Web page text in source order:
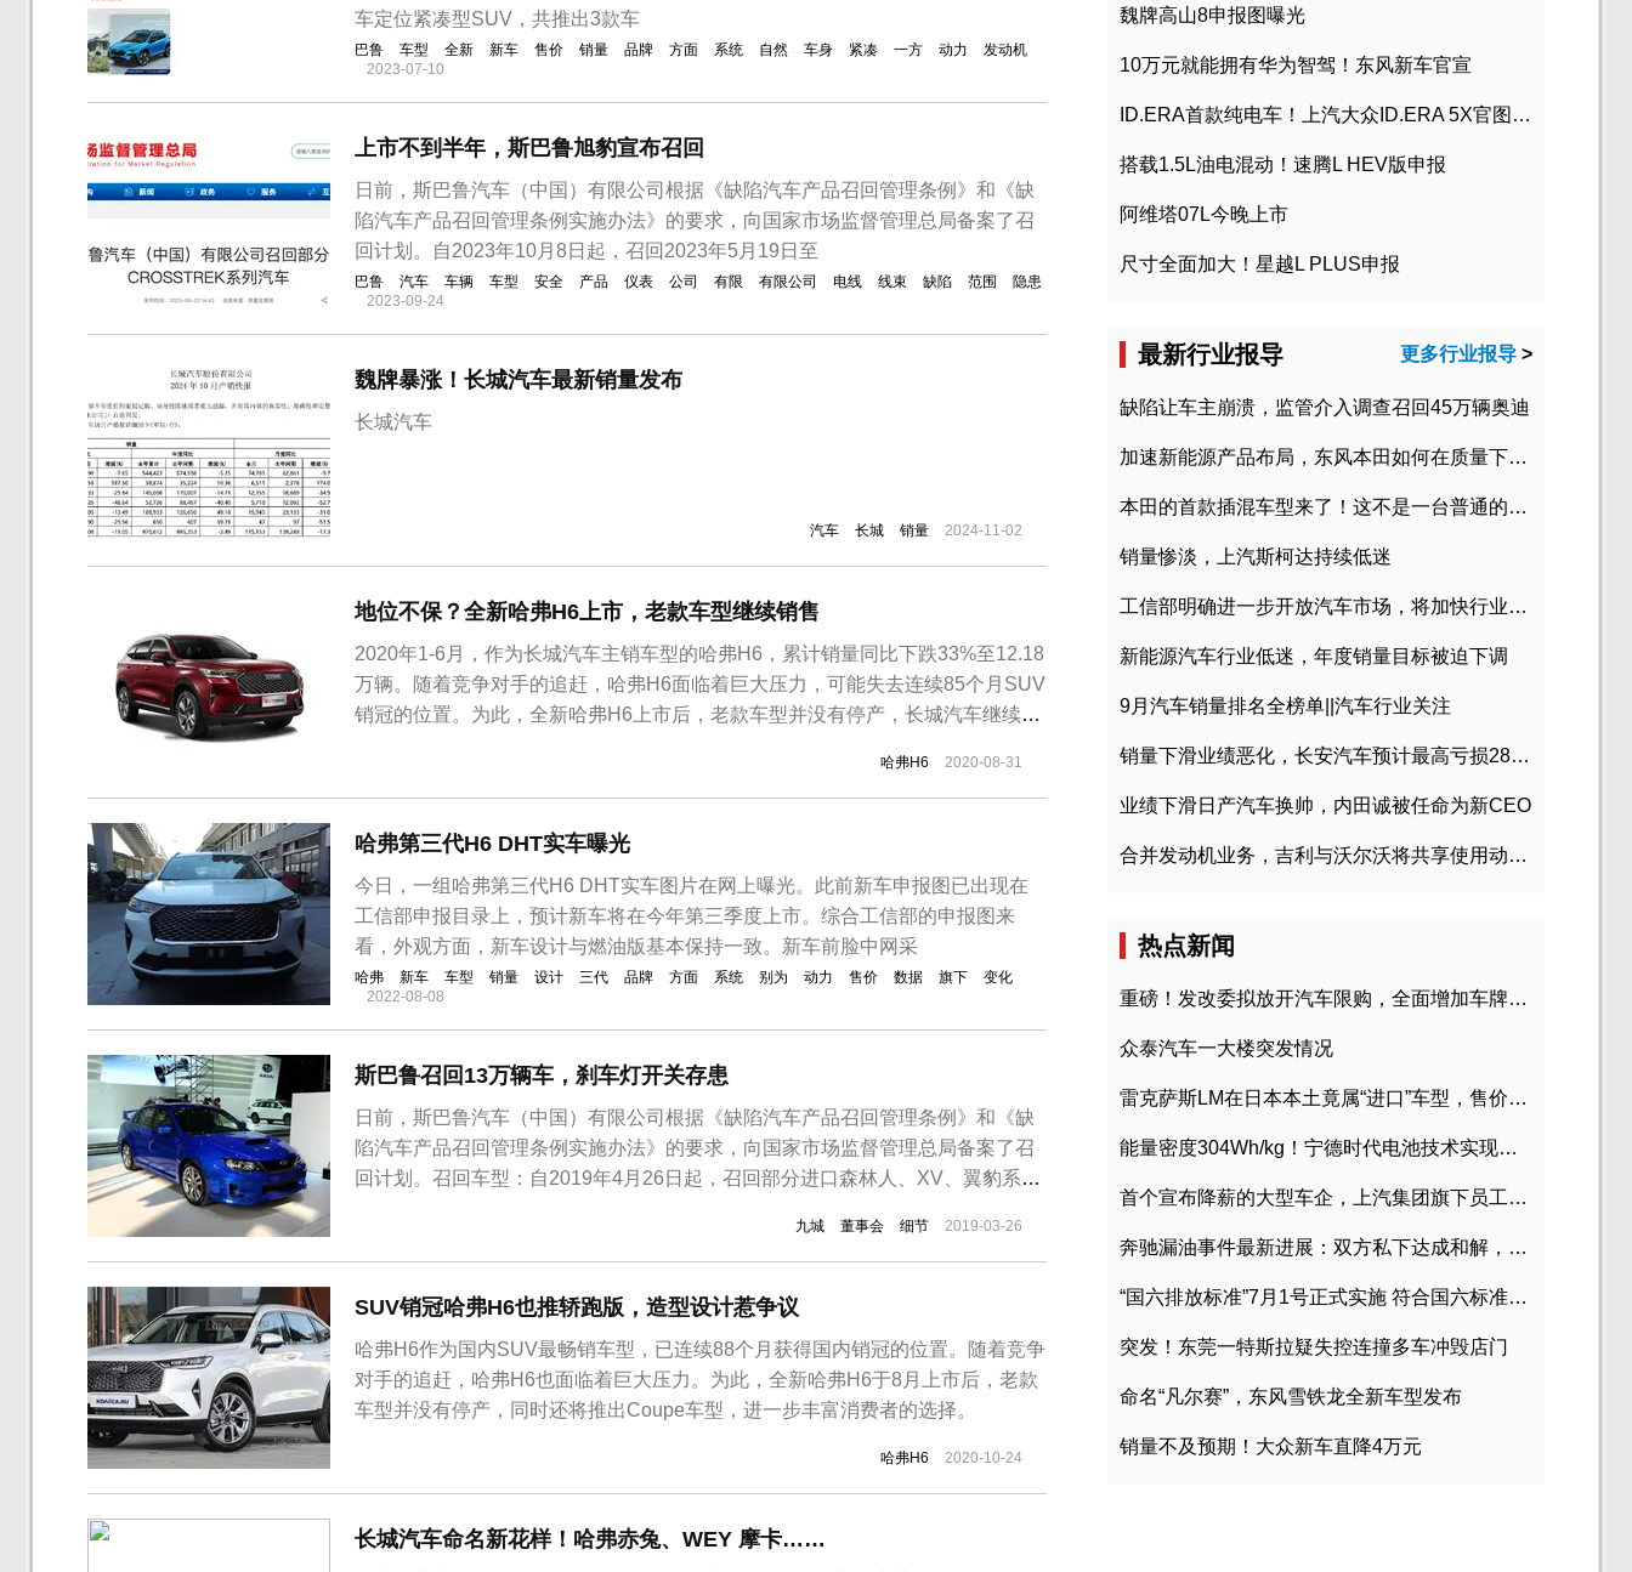
车定位紧凑型SUV，共推出3款车
巴鲁 车型 全新 新车 售价 销量 品牌 方面 系统 自然 车身 紧凑 一方 动力
发动机
2023-07-10
上市不到半年，斯巴鲁旭豹宣布召回
日前，斯巴鲁汽车（中国）有限公司根据《缺陷汽车产品召回管理条例》和《缺
陷汽车产品召回管理条例实施办法》的要求，向国家市场监督管理总局备案了召
回计划。自2023年10月8日起，召回2023年5月19日至
巴鲁 汽车 车辆 车型 安全 产品 仪表 公司 有限 有限公司 电线 线束 缺陷 范围
隐患
2023-09-24
魏牌暴涨！长城汽车最新销量发布
长城汽车
汽车 长城 销量 2024-11-02
地位不保？全新哈弗H6上市，老款车型继续销售
2020年1-6月，作为长城汽车主销车型的哈弗H6，累计销量同比下跌33%至12.18
万辆。随着竞争对手的追赶，哈弗H6面临着巨大压力，可能失去连续85个月SUV
销冠的位置。为此，全新哈弗H6上市后，老款车型并没有停产，长城汽车继续实
产品，先期推出搭载1.5T发动机的4款车型，售价11.59-13.49万元。新车外观变
化较大...
哈弗H6 2020-08-31
哈弗第三代H6 DHT实车曝光
今日，一组哈弗第三代H6 DHT实车图片在网上曝光。此前新车申报图已出现在
工信部申报目录上，预计新车将在今年第三季度上市。综合工信部的申报图来
看，外观方面，新车设计与燃油版基本保持一致。新车前脸中网采
哈弗 新车 车型 销量 设计 三代 品牌 方面 系统 别为 动力 售价 数据 旗下
变化
2022-08-08
斯巴鲁召回13万辆车，刹车灯开关存患
日前，斯巴鲁汽车（中国）有限公司根据《缺陷汽车产品召回管理条例》和《缺
陷汽车产品召回管理条例实施办法》的要求，向国家市场监督管理总局备案了召
回计划。召回车型：自2019年4月26日起，召回部分进口森林人、XV、翼豹系列
间生产的部分进口2013-2015年款森林人系列汽车，共计90631辆；（二）2011
年8月...
九城 董事会 细节 2019-03-26
SUV销冠哈弗H6也推轿跑版，造型设计惹争议
哈弗H6作为国内SUV最畅销车型，已连续88个月获得国内销冠的位置。随着竞争
对手的追赶，哈弗H6也面临着巨大压力。为此，全新哈弗H6于8月上市后，老款
车型并没有停产，同时还将推出Coupe车型，进一步丰富消费者的选择。
哈弗H6 2020-10-24
长城汽车命名新花样！哈弗赤兔、WEY 摩卡……
魏牌高山8申报图曝光
10万元就能拥有华为智驾！东风新车官宣
ID.ERA首款纯电车！上汽大众ID.ERA 5X官图发布
搭载1.5L油电混动！速腾L HEV版申报
阿维塔07L今晚上市
尺寸全面加大！星越L PLUS申报
最新行业报导 更多行业报导 >
缺陷让车主崩溃，监管介入调查召回45万辆奥迪
加速新能源产品布局，东风本田如何在质量下转型？
本田的首款插混车型来了！这不是一台普通的CR-V
销量惨淡，上汽斯柯达持续低迷
工信部明确进一步开放汽车市场，将加快行业兼并重组
新能源汽车行业低迷，年度销量目标被迫下调
9月汽车销量排名全榜单||汽车行业关注
销量下滑业绩恶化，长安汽车预计最高亏损28亿元
业绩下滑日产汽车换帅，内田诚被任命为新CEO
合并发动机业务，吉利与沃尔沃将共享使用动力总成
热点新闻
重磅！发改委拟放开汽车限购，全面增加车牌指标
众泰汽车一大楼突发情况
雷克萨斯LM在日本本土竟属“进口”车型，售价2580万日元
能量密度304Wh/kg！宁德时代电池技术实现突破
首个宣布降薪的大型车企，上汽集团旗下员工降薪文件曝光
奔驰漏油事件最新进展：双方私下达成和解，工商已介入调查
“国六排放标准”7月1号正式实施 符合国六标准车型目录一览
突发！东莞一特斯拉疑失控连撞多车冲毁店门
命名“凡尔赛”，东风雪铁龙全新车型发布
销量不及预期！大众新车直降4万元